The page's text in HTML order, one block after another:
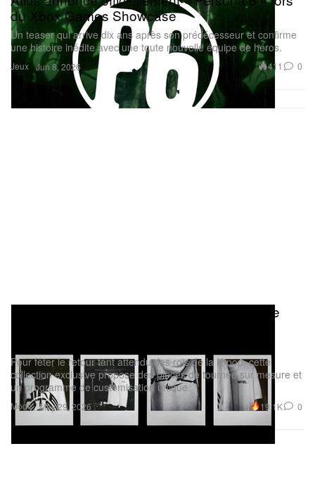
Jeux
du Xbox Games Showcase
Un teaser qui arrive dix ans après son prédécesseur et confirme
une histoire inédite avec une toute nouvelle équipe de héros.
Jun 8, 2026 411 0
Mode
Nike et BTS dévoilent la merch de la tournée
Pour fêter le retour tant attendu des rois de la K‑pop, cette
collection exclusive propose des pièces de tournée sur mesure et
un programme de customisation unique.
May 29, 2026 19.1K 0